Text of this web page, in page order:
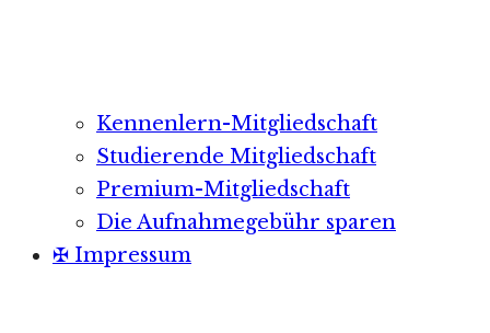
Kennenlern-Mitgliedschaft
Studierende Mitgliedschaft
Premium-Mitgliedschaft
Die Aufnahmegebühr sparen
✠ Impressum